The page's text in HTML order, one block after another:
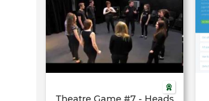
Theatre Game #7 - Heads